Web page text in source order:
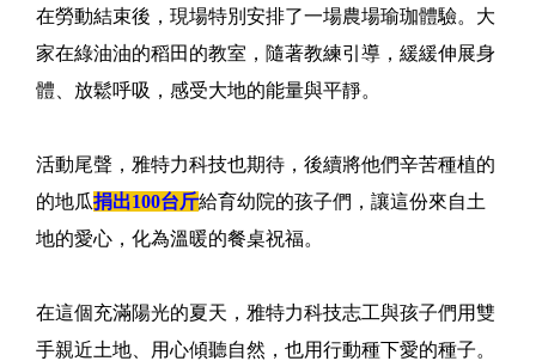
在勞動結束後，現場特別安排了一場農場瑜珈體驗。大
家在綠油油的稻田的教室，隨著教練引導，緩緩伸展身
體、放鬆呼吸，感受大地的能量與平靜。
活動尾聲，雅特力科技也期待，後續將他們辛苦種植的
的地瓜捐出100台斤給育幼院的孩子們，讓這份來自土
地的愛心，化為溫暖的餐桌祝福。
在這個充滿陽光的夏天，雅特力科技志工與孩子們用雙
手親近土地、用心傾聽自然，也用行動種下愛的種子。